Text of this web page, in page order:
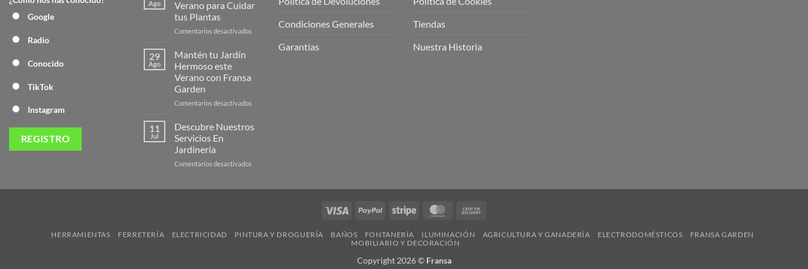
Google
Radio
Conocido
TikTok
Instagram
Página
Ago
Verano para Cuidar
tus Plantas
Comentarios desactivados
29
Ago
Mantén tu Jardín
Hermoso este
Verano con Fransa
Garden
Comentarios desactivados
Jardín
11
Jul
Descubre Nuestros
Servicios En
Jardinería
Comentarios desactivados
Condiciones Generales
Garantías
Tiendas
Nuestra Historia
Visa PayPal Stripe MasterCard
Delivery
HERRAMIENTAS FERRETERÍA ELECTRICIDAD PINTURA Y DROGUERÍA BAÑOS FONTANERÍA ILUMINACIÓN AGRICULTURA Y GANADERÍA ELECTRODOMÉSTICOS
FRANSA GARDEN
MOBILIARIO Y DECORACIÓN
Copyright 2026 © Fransa